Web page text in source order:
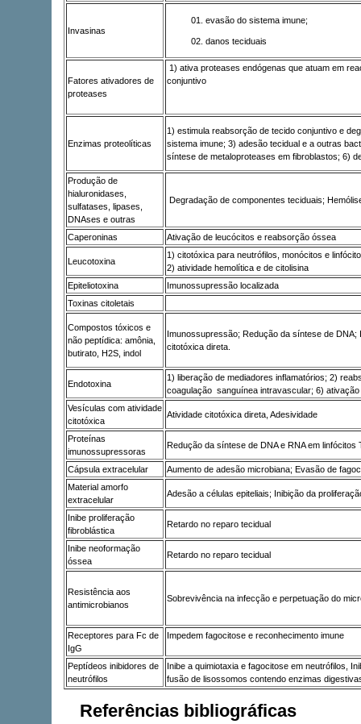
Invasinas
evasão do sistema imune;
danos teciduais
Fatores ativadores de
proteases
1) ativa proteases endógenas que atuam em
conjuntivo
Enzimas proteolíticas
1) estimula reabsorção de tecido conjuntivo e
sistema imune; 3) adesão tecidual e a outras
síntese de metaloproteases em fibroblastos; 6)
Produção de
hialuronidases,
sulfatases, lipases,
DNAses e outras
Degradação de componentes teciduais;
Caperoninas Ativação de leucócitos e reabsorção óssea
Leucotoxina
1) citotóxica para neutrófilos, monócitos e
2) atividade hemolítica e de citolisina
Epiteliotoxina
Imunossupressão localizada
Toxinas citoletais
Compostos tóxicos e
não peptídica: amônia,
butirato, H2S, indol
Imunossupressão; Redução da síntese de DNA;
citotóxica direta.
Endotoxina
1) liberação de mediadores inflamatórios; 2)
coagulação sanguínea intravascular; 6)
Vesículas com atividade
citotóxica
Atividade citotóxica direta, Adesividade
Proteínas
imunossupressoras
Redução da síntese de DNA e RNA em
Cápsula extracelular
Aumento de adesão microbiana; Evasão de
Material amorfo
extracelular
Adesão a células epiteliais; Inibição da
Inibe proliferação
fibroblástica
Retardo no reparo tecidual
Inibe neoformação
óssea
Retardo no reparo tecidual
Resistência aos
antimicrobianos
Sobrevivência na infecção e perpetuação do
Receptores para Fc de
IgG
Impedem fagocitose e reconhecimento imune
Peptídeos inibidores de
neutrófilos
Inibe a quimiotaxia e fagocitose em neutrófilos,
fusão de lisossomos contendo enzimas
Referências bibliográficas